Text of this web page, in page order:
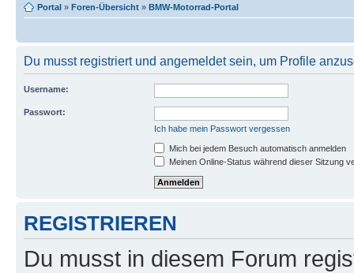
Portal » Foren-Übersicht » BMW-Motorrad-Portal
Du musst registriert und angemeldet sein, um Profile
Username:
Passwort:
Ich habe mein Passwort vergessen
Mich bei jedem Besuch automatisch anmelden
Meinen Online-Status während dieser Sitzung
REGISTRIEREN
Du musst in diesem Forum